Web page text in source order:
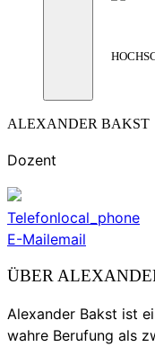
ALEXANDER BAKST
Dozent
Telefonlocal_phone
E-Mailemail
ÜBER
Alexander Bakst ist
wahre Berufung als